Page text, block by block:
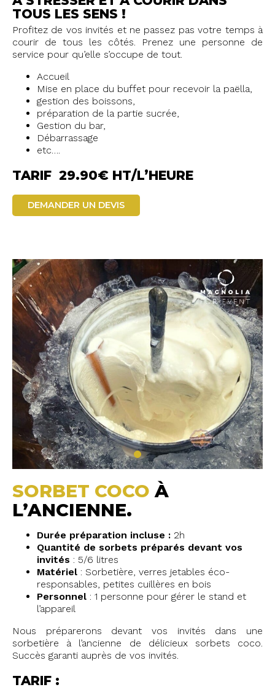
TOUS LES SENS !
Profitez de vos invités et ne passez pas votre temps à
courir de tous les côtés. Prenez une personne de
service pour qu’elle s’occupe de tout.
Accueil
Mise en place du buffet pour recevoir la paëlla,
gestion des boissons,
préparation de la partie sucrée,
Gestion du bar,
Débarrassage
etc….
TARIF 29.90€ HT/L’HEURE
DEMANDER UN DEVIS
SORBET COCOÀ
L’ANCIENNE.
Durée préparation incluse : 2h
Quantité de sorbets préparés devant vos
invités : 5/6 litres
Matériel : Sorbetière, verres jetables éco-
responsables, petites cuillères en bois
Personnel : 1 personne pour gérer le stand et
l’appareil
Nous préparerons devant vos invités dans une
sorbetière à l’ancienne de délicieux sorbets coco.
Succès garanti auprès de vos invités.
TARIF :